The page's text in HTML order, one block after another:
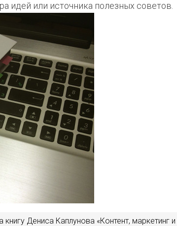
идей или источника полезных советов.
книгу Дениса Каплунова «Контент, маркетинг